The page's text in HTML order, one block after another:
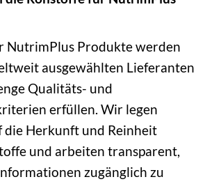
NutrimPlus Produkte werden
ausgewählten Lieferanten
Qualitäts- und
erfüllen. Wir legen
die Herkunft und Reinheit
und arbeiten transparent,
zugänglich zu